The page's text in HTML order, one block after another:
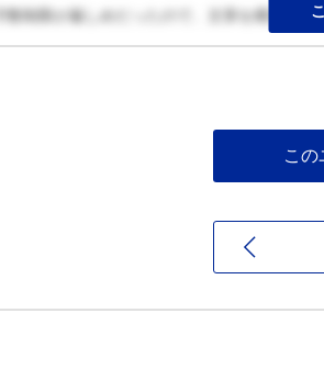
字数制限が厳しめだったので、文章を構造化
この